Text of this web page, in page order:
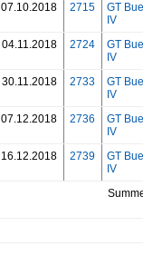
07.10.2018 2715
GT
IV
04.11.2018 2724
GT
IV
30.11.2018 2733
GT
IV
07.12.2018 2736
GT
IV
16.12.2018 2739
GT
IV